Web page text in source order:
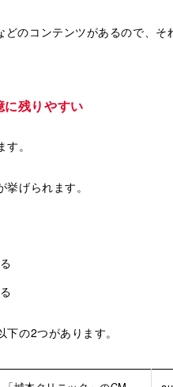
のコンテンツがあるので、そ
に残りやすい
。
げられます。
の2つがあります。